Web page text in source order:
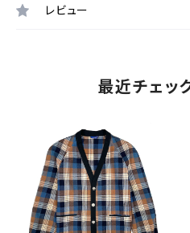
レビュー
最近チェッ